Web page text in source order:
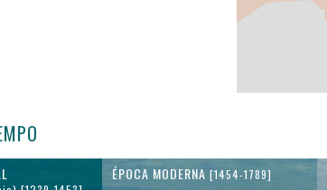
ÉPOCA MODERNA [1454-1789]